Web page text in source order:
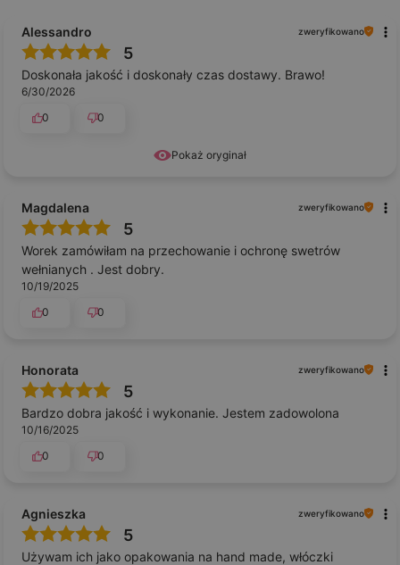
Pokaż oryginał
Alessandro zweryfikowano
5
Doskonała jakość i doskonały czas dostawy. Brawo!
6/30/2026
0
0
Magdalena zweryfikowano
5
Worek zamówiłam na przechowanie i ochronę swetrów
wełnianych . Jest dobry.
10/19/2025
0
0
Honorata zweryfikowano
5
Bardzo dobra jakość i wykonanie. Jestem zadowolona
10/16/2025
0
0
Agnieszka zweryfikowano
5
Używam ich jako opakowania na hand made, włóczki